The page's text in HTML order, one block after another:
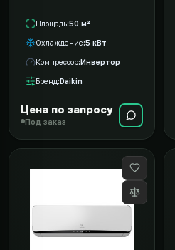
Площадь 50 м²
Охлаждение 5 кВт
Компрессор Инвертор
Бренд Daikin
Цена по запросу
Под заказ